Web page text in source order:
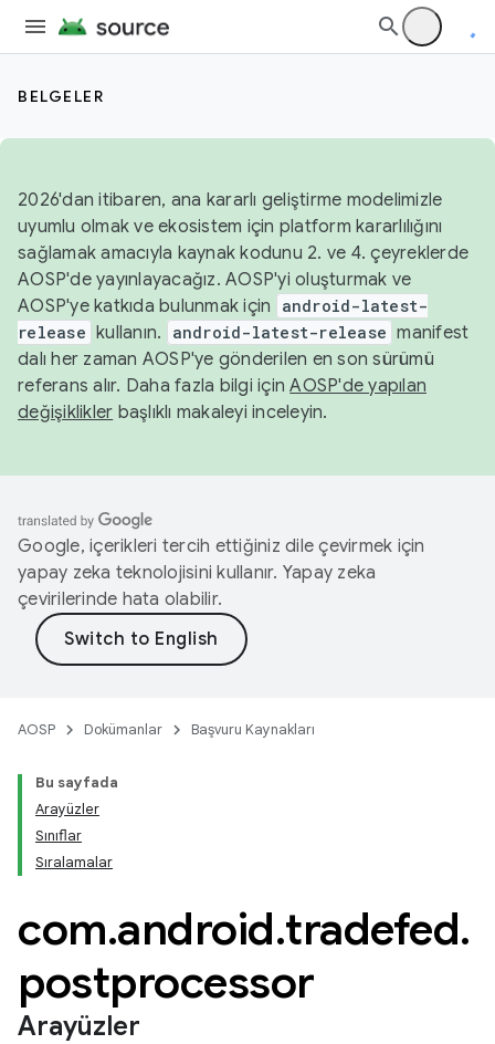
BELGELER
2026'dan itibaren, ana kararlı geliştirme modelimizle
uyumlu olmak ve ekosistem için platform kararlılığını
sağlamak amacıyla kaynak kodunu 2. ve 4. çeyreklerde
AOSP'de yayınlayacağız. AOSP'yi oluşturmak ve
AOSP'ye katkıda bulunmak için
android-latest-
release kullanın. android-latest-release manifest
dalı her zaman AOSP'ye gönderilen en son sürümü
referans alır. Daha fazla bilgi içinAOSP'de yapılan
değişiklikler başlıklı makaleyi inceleyin.
Google, içerikleri tercih ettiğiniz dile çevirmek için
yapay zeka teknolojisini kullanır. Yapay zeka
çevirilerinde hata olabilir.
AOSP Dokümanlar Başvuru Kaynakları
Bu sayfada
Arayüzler
Sınıflar
Sıralamalar
com.android.tradefed.
postprocessor
Arayüzler